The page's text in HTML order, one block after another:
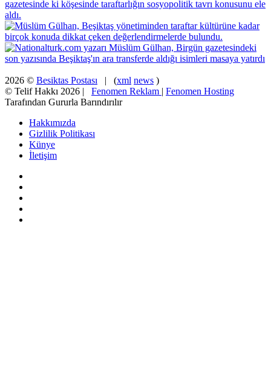
2026 © Besiktas Postası | (xml news )
© Telif Hakkı 2026 | Fenomen Reklam | Fenomen Hosting
Tarafından Gururla Barındırılır
Hakkımızda
Gizlilik Politikası
Künye
İletişim